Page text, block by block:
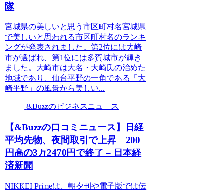
隊
宮城県の美しいと思う市区町村名宮城県
で美しいと思われる市区町村名のランキ
ングが発表されました。第2位には大崎
市が選ばれ、第1位には多賀城市が輝き
ました。大崎市は大名・大崎氏の治めた
地域であり、仙台平野の一角である「大
崎平野」の風景から美しい...
&Buzzのビジネスニュース
【&Buzzの口コミニュース】日経
平均先物、夜間取引で上昇 200
円高の3万2470円で終了 – 日本経
済新聞
NIKKEI Primeは、朝夕刊や電子版では伝